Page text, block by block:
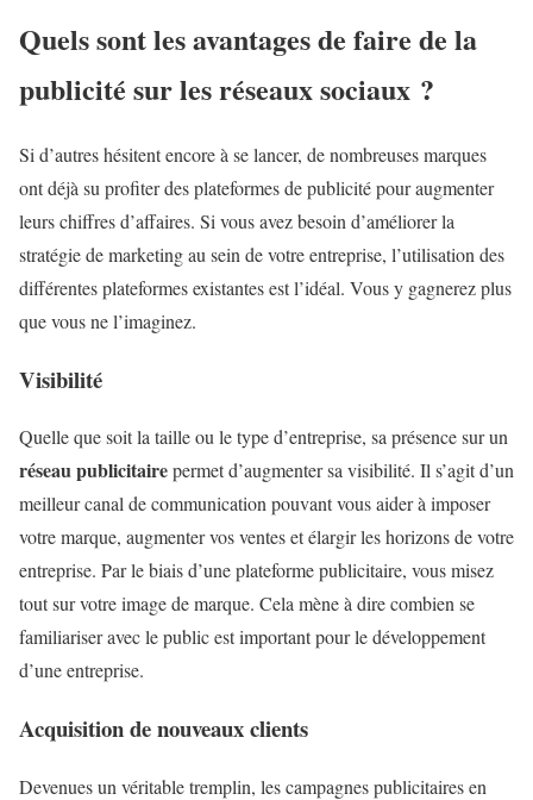
Quels sont les avantages de faire de la
publicité sur les réseaux sociaux ?
Si d’autres hésitent encore à se lancer, de nombreuses marques
ont déjà su profiter des plateformes de publicité pour augmenter
leurs chiffres d’affaires. Si vous avez besoin d’améliorer la
stratégie de marketing au sein de votre entreprise, l’utilisation des
différentes plateformes existantes est l’idéal. Vous y gagnerez plus
que vous ne l’imaginez.
Visibilité
Quelle que soit la taille ou le type d’entreprise, sa présence sur un
réseau publicitairepermet d’augmenter sa visibilité. Il s’agit d’un
meilleur canal de communication pouvant vous aider à imposer
votre marque, augmenter vos ventes et élargir les horizons de votre
entreprise. Par le biais d’une plateforme publicitaire, vous misez
tout sur votre image de marque. Cela mène à dire combien se
familiariser avec le public est important pour le développement
d’une entreprise.
Acquisition de nouveaux clients
Devenues un véritable tremplin, les campagnes publicitaires en